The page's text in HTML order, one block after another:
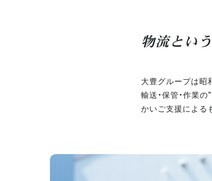
物流とい
大豊グループは昭
輸送・保管・作業
かいご支援による